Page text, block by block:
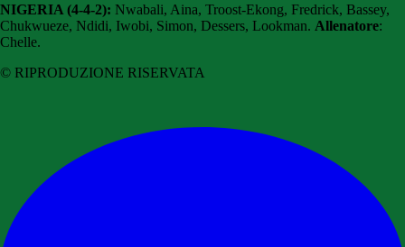
NIGERIA (4-4-2): Nwabali, Aina, Troost-Ekong, Fredrick, Bassey,
Chukwueze, Ndidi, Iwobi, Simon, Dessers, Lookman. Allenatore:
Chelle.
© RIPRODUZIONE RISERVATA